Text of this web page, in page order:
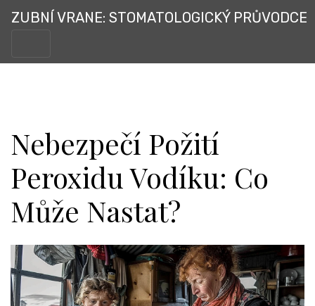
ZUBNÍ VRANE: STOMATOLOGICKÝ PRŮVODCE
Nebezpečí Požití
Peroxidu Vodíku: Co
Může Nastat?